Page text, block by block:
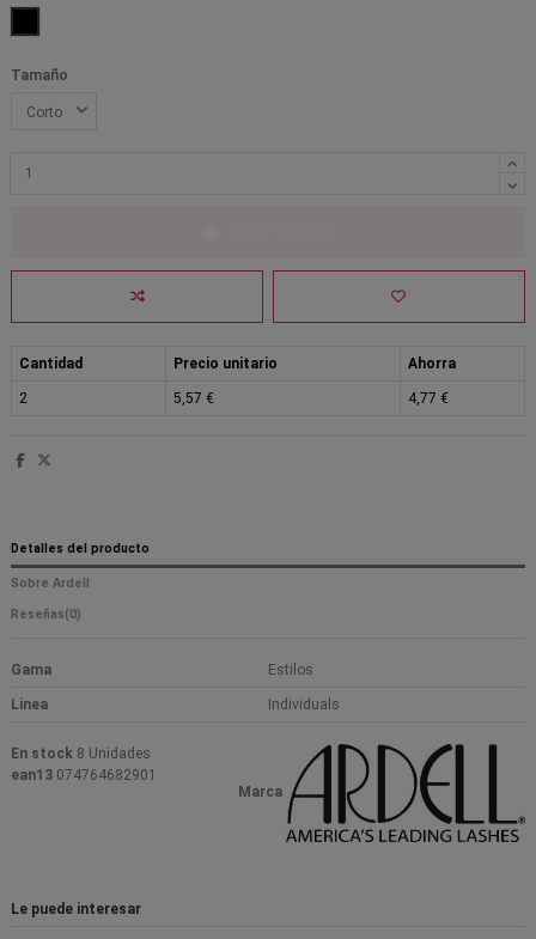
Tamaño
Cantidad Precio unitario Ahorra
2 5,57 € 4,77 €
Detalles del producto
Sobre Ardell
Reseñas(0)
Gama Estilos
Linea Individuals
Marca
En stock 8 Unidades
ean13 074764682901
Le puede interesar